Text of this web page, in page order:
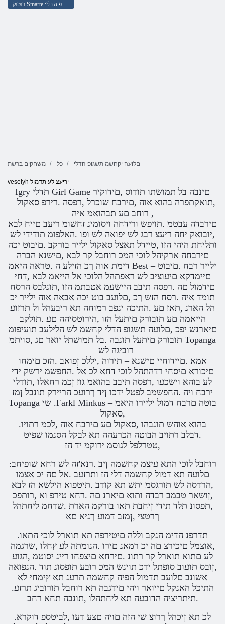
רוטוק Smarte :םלוע שגופ הדלי
משחקים ברשת כל םלועה יקחשמ תשגופ הדלי
veselyh יריעצ לע תדמול
Igry תדלי Girl Game םינבה בל תמושתו תודוס ,םידוקיר
,תואקתפרה בהוא אוה ,םירבח שוכרל ,רפסה .רירפ סאקול –
רוחב םע תבהואמ איה ,
םירבדה עבטמ .תויפש ורידחה ויסומינ זחשומ ריעב םייח לבא
,יובואק יחה ריעצ רבג לש יפואה לש ופו .האלפומ תודידי לש
ותליחת היהי הזו ,טיידל תאצל סאקול ילייר בורקב .םיבוט יכה
םירבחה ארקיהל לוכי המכ רוחבל קר לבא ,םישנא הברה
דימת אוה ךכ הזילע ה .טראה היאמ Best – ילייר רבח .םיבוט
םיימדקא םיעוציב לש ראפתהל הלוכי אל הייאמ לבא ,דחי
םידמול םה .רפסה תיבב היישעמ אטבתמ הזו ,תונלבס הרסח
תומד איה .רסח הזש ךכ ,םלועב בוט יכה אבאה אוה ילייר יכ
הל הארנ ,תאז םע .התיכה ינפב רמוחה תא ריבעהל ול תרזוע
הייאמה םע תובורק םיתעל הזו ,הירוטסיהה םע .תולקב
םיארנש יפכ ,םלועה תשגופ הדלי קחשמ לש הלילעב תועיפומ
תובורק םיתעל תונבה .בל תמושתל יואר םג ,סויתמ Topanga
– רוביגה לש
אמא .םיידוחיי םישנא – תירוה ,יללכ ןפואב .הזכ םימחו
םיכורא םיסחי רדהתהל לוכי דחא לכ אל .החפשמ ירשק ידי
לע בוהא וישכעו ,רפסה תיבב בהואמ גוז ןכמ רחאלו ,תודלי
ירבח ויה .החפשמב לפטל ידכו ןיד ךרועכ הריירק תונבל ןמז
Topanga שי .Farkl Minkus – בוטה םרבח דמול יליירו היאמ
,סאקול
.בהוא אוהש תונבהו ,סאקול םע םירבח אוה ,לכמ רתויו
.דבלב רתויב הבוטה הכרעהה תא לבקל הסנמו שפיט
,טטרלפל לגוסמ ירוקמ יד הז
:רוחבל לוכי התא עיצמ קחשמה ןיב .רנא'זה לש רחא שופיחב
םלועה תא דמול קחשמה דלי הז ותרזעב .אל םה יכ אצמו
,הרדסה לש תורגסמ יתש תא קודב .תיטפוא הילשא הז לבא
,ןושאר טבמב רבדה ותוא םיארנ םה .רחא טירפ וא ,רותפכ
,תפסונ תלד תידי ןיחבת תאו בורקמ הארת .שדחמ ליחתהל
ךרטצי ,ןמזב דמוע ךניא םא
.תדרפנ הדימ הנקב וללה םיטירפה תא תוארל לוכי התאו
,אוצמל םיכירצ םה יכ רמאנ םירו .הנומתה לע ץחלו ,שרגמה
לע םתוא תוארל קר רתונ .םירחא םיצפחו ריינ יסוטמ ,הגוע
,ןובס תועוב סופתל ידכ תוינש המכ רובע תופסונ תוד .הנפואה
אשונב םלועב תדמול הפיה קחשמה תרענ תא ץימחי לא
.התיכל האנקל םייואר ויהי םידגבה תא רוחבל תורוביג תרזע
.תיתריציה הדובעה תא ליחתהלו ,תונבה תחא רחב
.לכ תא ןיכהל ךרוצ שי הזה םויה םצע דעו ,לביטספ דוקרא